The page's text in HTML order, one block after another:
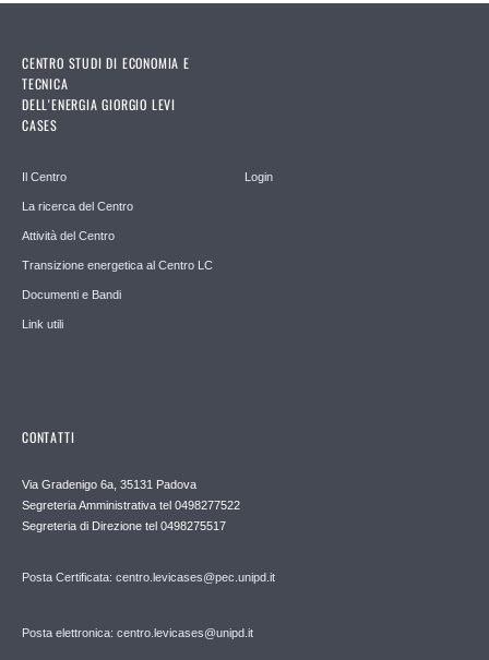
CENTRO STUDI DI ECONOMIA E
TECNICA
DELL'ENERGIA GIORGIO LEVI
CASES
Il Centro
La ricerca del Centro
Attività del Centro
Transizione energetica al Centro LC
Documenti e Bandi
Link utili
Login
CONTATTI
Via Gradenigo 6a, 35131 Padova
Segreteria Amministrativa tel 0498277522
Segreteria di Direzione tel 0498275517
Posta Certificata: centro.levicases@pec.unipd.it
Posta elettronica: centro.levicases@unipd.it